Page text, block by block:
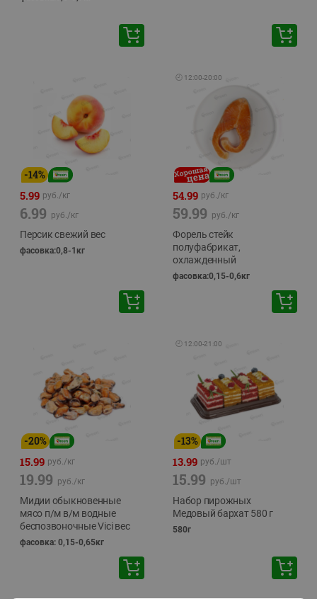
-14%
5.99 руб./кг
6.99 руб./кг
Персик свежий вес
фасовка:0,8-1кг
🕘 12:00-20:00
54.99 руб./кг
59.99 руб./кг
Форель стейк
полуфабрикат,
охлажденный
фасовка:0,15-0,6кг
-20%
15.99 руб./кг
19.99 руб./кг
Мидии обыкновенные
мясо п/м в/м водные
беспозвоночные Vici вес
фасовка: 0,15-0,65кг
🕘 12:00-21:00
-13%
13.99 руб./шт
15.99 руб./шт
Набор пирожных
Медовый бархат 580 г
580г